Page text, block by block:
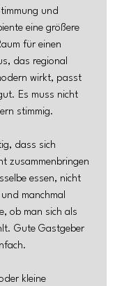
und
eine größere
für einen
das regional
wirkt, passt
Es muss nicht
stimmig.
dass sich
zusammenbringen
essen, nicht
manchmal
ob man sich als
Gute Gastgeber
kleine